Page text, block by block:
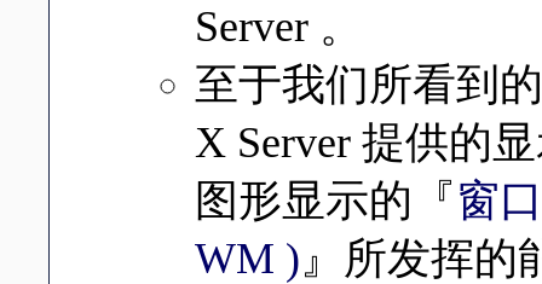
Server 。
至于我们所看到
X Server 提供的
图形显示的『窗
WM ) 』所发挥的